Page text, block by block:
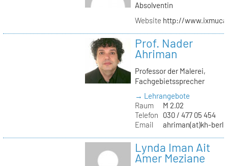
Absolventin
Website http://
Prof. Nader
Ahriman
Professor der Malerei,
Fachgebietssprecher
→ Lehrangebote
Raum
M 2.02
Telefon
030 / 477 05 454
Email
ahriman(at)kh-
Lynda Iman Ait
Amer Meziane